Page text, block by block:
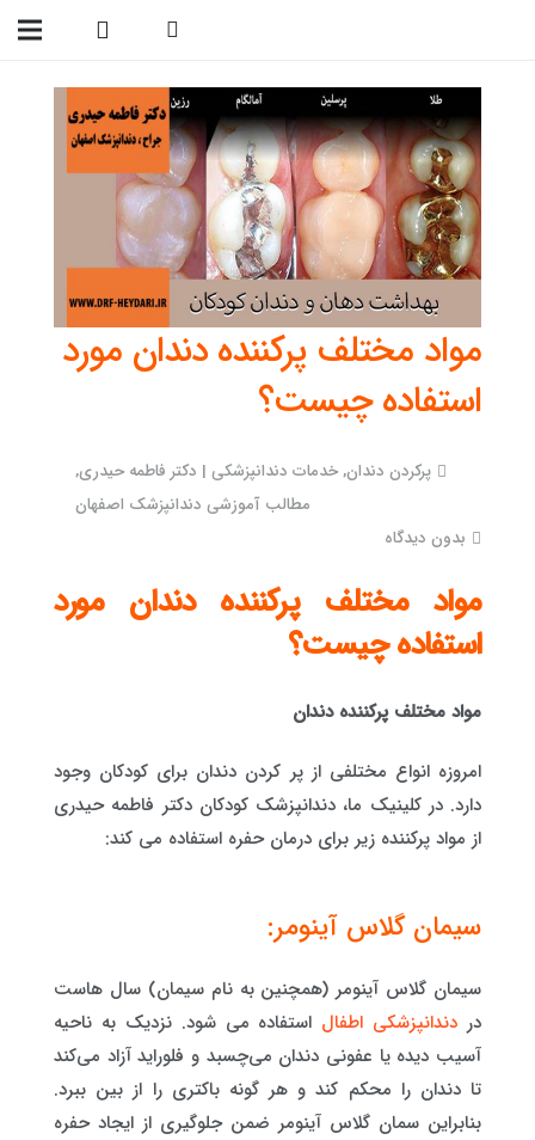
مواد مختلف پرکننده دندان مورد
استفاده چیست؟
پرکردن دندان,خدمات دندانپزشکی | دکتر فاطمه حیدری,
مطالب آموزشی دندانپزشک اصفهان
بدون دیدگاه
مواد مختلف پرکننده دندان مورد
استفاده چیست؟
مواد مختلف پرکننده دندان
امروزه انواع مختلفی از پر کردن دندان برای کودکان وجود
دارد. در کلینیک ما، دندانپزشک کودکان دکتر فاطمه حیدری
از مواد پرکننده زیر برای درمان حفره استفاده می کند:
سیمان گلاس آینومر:
سیمان گلاس آینومر (همچنین به نام سیمان) سال هاست
در دندانپزشکی اطفال استفاده می شود. نزدیک به ناحیه
آسیب دیده یا عفونی دندان می‌چسبد و فلوراید آزاد می‌کند
تا دندان را محکم کند و هر گونه باکتری را از بین ببرد.
بنابراین سمان گلاس آینومر ضمن جلوگیری از ایجاد حفره